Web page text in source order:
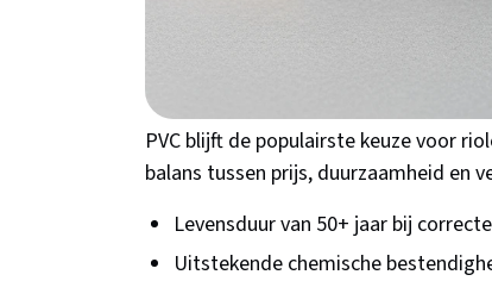
heeft specifieke voor- en nadelen die
Wanneer kiest u voor
PVC blijft de populairste keuze voor
balans tussen prijs, duurzaamheid en
Levensduur van 50+ jaar bij
Uitstekende chemische